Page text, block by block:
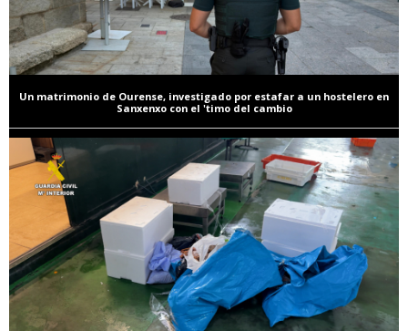
Un matrimonio de Ourense, investigado por estafar a un hostelero en
Sanxenxo con el 'timo del cambio